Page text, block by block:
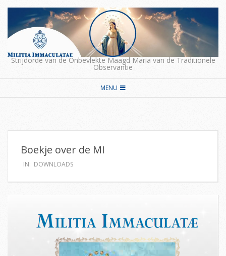
Skip
content
Strijdorde van de Onbevlekte Maagd Maria van de Traditionele
Observantie
Navigation
MENU
Boekje over de MI
IN: DOWNLOADS